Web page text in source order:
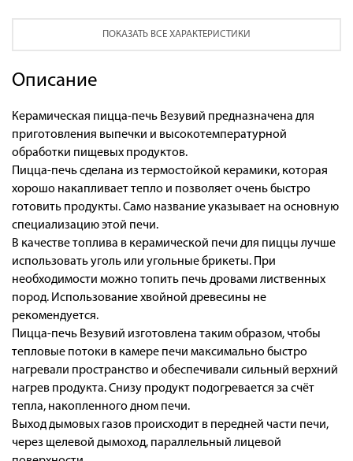
ПОКАЗАТЬ ВСЕ ХАРАКТЕРИСТИКИ
Описание
Керамическая пицца-печь Везувий предназначена для
приготовления выпечки и высокотемпературной
обработки пищевых продуктов.
Пицца-печь сделана из термостойкой керамики, которая
хорошо накапливает тепло и позволяет очень быстро
готовить продукты. Само название указывает на основную
специализацию этой печи.
В качестве топлива в керамической печи для пиццы лучше
использовать уголь или угольные брикеты. При
необходимости можно топить печь дровами лиственных
пород. Использование хвойной древесины не
рекомендуется.
Пицца-печь Везувий изготовлена таким образом, чтобы
тепловые потоки в камере печи максимально быстро
нагревали пространство и обеспечивали сильный верхний
нагрев продукта. Снизу продукт подогревается за счёт
тепла, накопленного дном печи.
Выход дымовых газов происходит в передней части печи,
через щелевой дымоход, параллельный лицевой